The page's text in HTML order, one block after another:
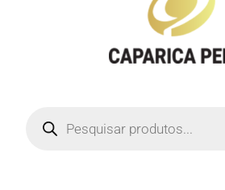
search